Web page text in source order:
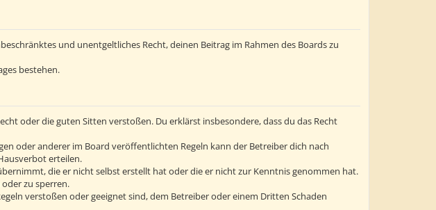
und unentgeltliches Recht, deinen Beitrag im Rahmen des Boards zu
bestehen.
oder die guten Sitten verstoßen. Du erklärst insbesondere, dass du das Recht
oder anderer im Board veröffentlichten Regeln kann der Betreiber dich nach
erteilen.
die er nicht selbst erstellt hat oder die er nicht zur Kenntnis genommen hat.
zu sperren.
verstoßen oder geeignet sind, dem Betreiber oder einem Dritten Schaden